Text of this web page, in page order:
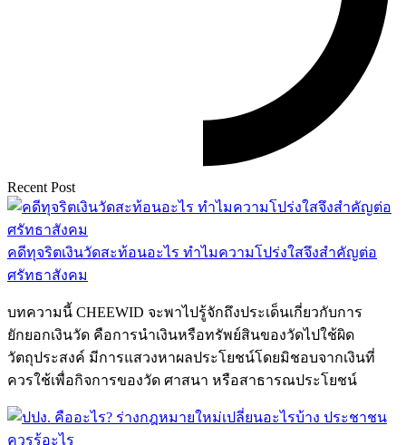
Recent Post
คดีทุจริตเงินวัดสะท้อนอะไร ทำไมความโปร่งใสจึงสำคัญต่อ
ศรัทธาสังคม
บทความนี้ CHEEWID จะพาไปรู้จักถึงประเด็นเกี่ยวกับการ
ยักยอกเงินวัด คือการนำเงินหรือทรัพย์สินของวัดไปใช้ผิด
วัตถุประสงค์ มีการแสวงหาผลประโยชน์โดยมิชอบจากเงินที่
ควรใช้เพื่อกิจการของวัด ศาสนา หรือสาธารณประโยชน์